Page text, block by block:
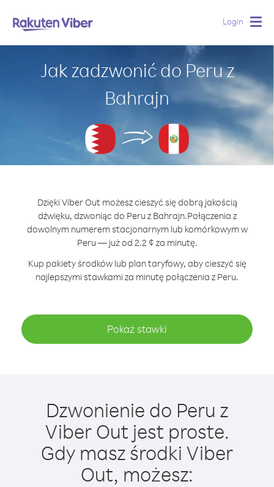
Login
Jak zadzwonić do Peru z
Bahrajn
Dzięki Viber Out możesz cieszyć się dobrą jakością
dźwięku, dzwoniąc do Peru z Bahrajn.Połączenia z
dowolnym numerem stacjonarnym lub komórkowym w
Peru — już od 2.2 ¢ za minutę.
Kup pakiety środków lub plan taryfowy, aby cieszyć się
najlepszymi stawkami za minutę połączenia z Peru.
Pokaż stawki
Dzwonienie do Peru z
Viber Out jest proste.
Gdy masz środki Viber
Out, możesz: